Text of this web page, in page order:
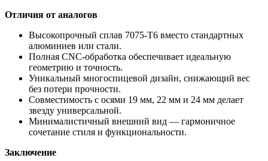
Отличия от аналогов
Высокопрочный сплав 7075-T6 вместо стандартных
алюминиев или стали.
Полная CNC-обработка обеспечивает идеальную
геометрию и точность.
Уникальный многоспицевой дизайн, снижающий вес
без потери прочности.
Совместимость с осями 19 мм, 22 мм и 24 мм делает
звезду универсальной.
Минималистичный внешний вид — гармоничное
сочетание стиля и функциональности.
Заключение